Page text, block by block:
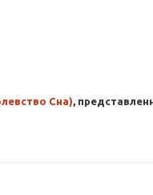
Сна),